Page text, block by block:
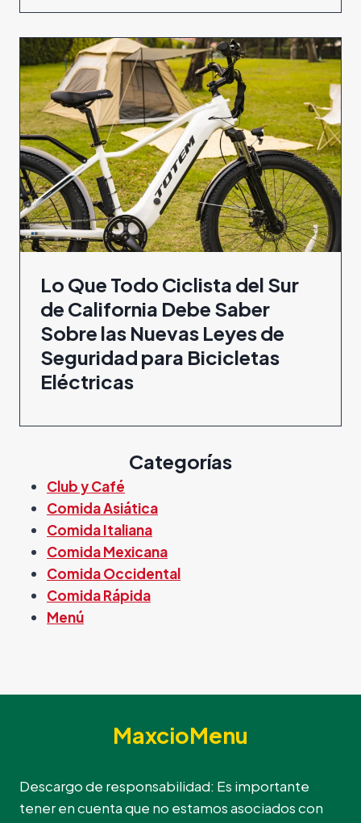
Lo Que Todo Ciclista del Sur
de California Debe Saber
Sobre las Nuevas Leyes de
Seguridad para Bicicletas
Eléctricas
Categorías
Club y Café
Comida Asiática
Comida Italiana
Comida Mexicana
Comida Occidental
Comida Rápida
Menú
MaxcioMenu
Descargo de responsabilidad: Es importante
tener en cuenta que no estamos asociados con